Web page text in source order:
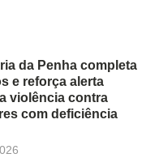
da Penha completa
e reforça alerta
violência contra
com deficiência